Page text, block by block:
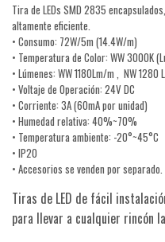
Tira de LEDs SMD 2835
altamente eficiente.
• Consumo: 72W/5m (14.4W/m)
• Temperatura de Color: WW 3000K
• Lúmenes: WW 1180Lm/m , NW 1280
• Voltaje de Operación: 24V DC
• Corriente: 3A (60mA por unidad)
• Humedad relativa: 40%~70%
• Temperatura ambiente: -20°~45°C
• IP20
• Accesorios se venden por separado.
Tiras de LED de fácil
para llevar a cualquier rincón